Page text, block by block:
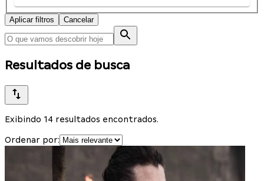
Aplicar filtros Cancelar
Resultados de busca
Exibindo 14 resultados encontrados.
Ordenar por: